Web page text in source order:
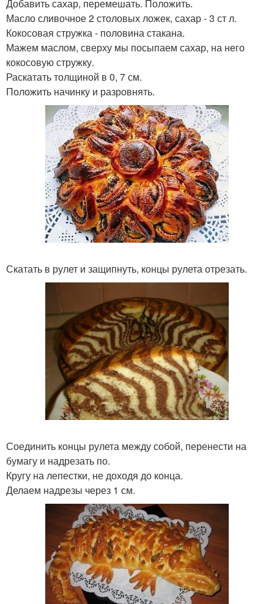
Добавить сахар, перемешать. Положить.
Масло сливочное 2 столовых ложек, сахар - 3 ст л.
Кокосовая стружка - половина стакана.
Мажем маслом, сверху мы посыпаем сахар, на него
кокосовую стружку.
Раскатать толщиной в 0, 7 см.
Положить начинку и разровнять.
Скатать в рулет и защипнуть, концы рулета отрезать.
Соединить концы рулета между собой, перенести на
бумагу и надрезать по.
Кругу на лепестки, не доходя до конца.
Делаем надрезы через 1 см.